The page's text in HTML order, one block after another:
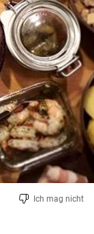
Ich mag nicht